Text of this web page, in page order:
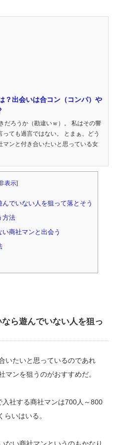
？出会いは合コン（コンパ）や
だろうか（勘違いｗ）。 私はその響
ても過言ではない。 とまぁ、どう
ンと付き合いたいと思っている女
表示]
でいない人を狙って落とそう
方法
い商社マンと出会う
ら遊んでいない人を狙っ
いたいと思っているのであれ
マンを狙うのがおすすめだ。
社する商社マンは700人～800
いはいる。
ない商社マンというのもかなり